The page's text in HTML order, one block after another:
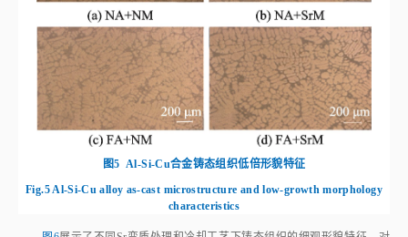
图5 Al‑Si‑Cu合金铸态组织低倍形貌特征
Fig.5 Al‑Si‑Cu alloy as‑cast microstructure and low-growth morphology
characteristics